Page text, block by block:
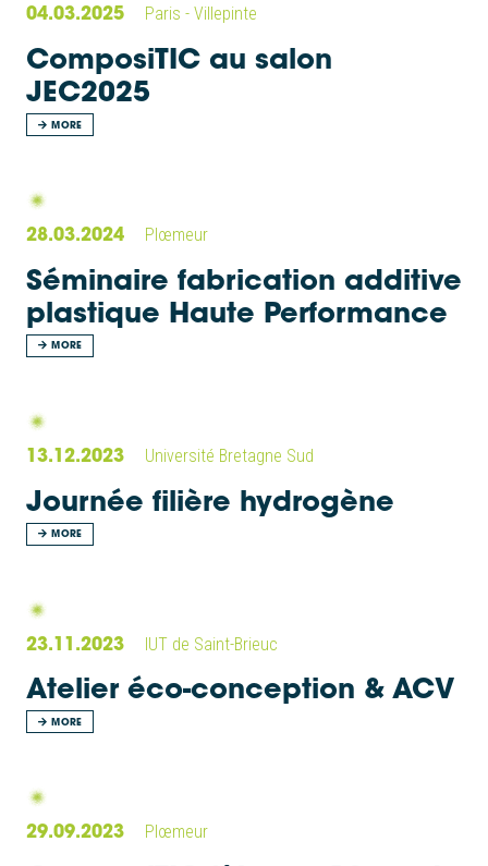
04.03.2025 Paris - Villepinte
ComposiTIC au salon
JEC2025
MORE
28.03.2024 Plœmeur
Séminaire fabrication additive
plastique Haute Performance
MORE
13.12.2023 Université Bretagne Sud
Journée filière hydrogène
MORE
23.11.2023 IUT de Saint-Brieuc
Atelier éco-conception & ACV
MORE
29.09.2023 Plœmeur